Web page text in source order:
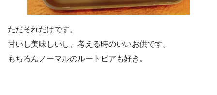
ただそれだけです。
甘いし美味しいし、考える時のいいお供です。
もちろんノーマルのルートビアも好き。